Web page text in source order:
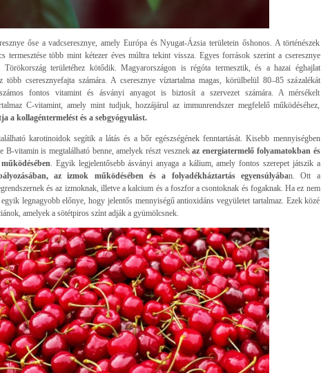
őse a vadcseresznye, amely Európa és Nyugat-Ázsia területein őshonos. A történészek
termesztése több mint kétezer éves múltra tekint vissza. Egyes források szerint a cseresznye
Törökország területéhez kötődik. Magyarországon is régóta termesztik, és a hazai éghajlat
több cseresznyefajta számára. A cseresznye víztartalma magas, körülbelül 80–85 százalékát
fontos vitamint és ásványi anyagot is biztosít a szervezet számára. A mérsékelt
C-vitamint, amely mint tudjuk, hozzájárul az immunrendszer megfelelő működéséhez,
a kollagéntermelést és a sebgyógyulást.
karotinoidok segítik a látás és a bőr egészségének fenntartását. Kisebb mennyiségben
B-vitamin is megtalálható benne, amelyek részt vesznekaz energiatermelő folyamatokban és
. Egyik legjelentősebb ásványi anyaga a kálium, amely fontos szerepet játszik a
az izmok működésében és a folyadékháztartás egyensúlyában. Ott a
és az izmoknak, illetve a kalcium és a foszfor a csontoknak és fogaknak. Ha ez nem
legnagyobb előnye, hogy jelentős mennyiségű antioxidáns vegyületet tartalmaz. Ezek közé
amelyek a sötétpiros színt adják a gyümölcsnek.